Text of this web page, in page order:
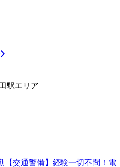
駅エリア
【交通警備】経験一切不問！電